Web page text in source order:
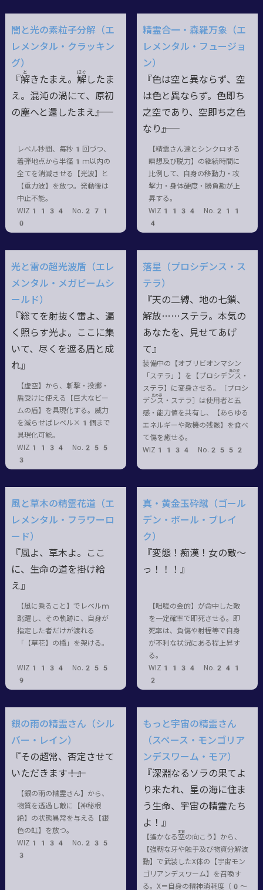
闇と光の素粒子分解（エ
レメンタル・クラッキン
グ）
『解
と
きたまえ。 解
ほぐ
したま
え。混沌の渦にて、原初
の塵へと還したまえ――』
レベル秒間、毎秒1回づつ、
着弾地点から半径1ｍ以内の
全てを消滅させる【光波】と
【重力波】を放つ。発動後は
中止不能。
WIZ1134 No.271
0
精霊合一・森羅万象（エ
レメンタル・フュージョ
ン）
『色は空と異ならず、空
は色と異ならず。色即ち
之空であり、空即ち之色
なり――』
【精霊さん達とシンクロする
瞑想及び脱力】の継続時間に
比例して、自身の移動力・攻
撃力・身体硬度・勝負勘が上
昇する。
WIZ1134 No.211
4
光と雷の超光波盾（エレ
メンタル・メガビームシ
ールド）
『総てを射抜く雷よ、遍
く照らす光よ。ここに集
いて、尽くを遮る盾と成
れ』
【虚空】から、斬撃・投擲・
盾受けに使える【巨大なビー
ムの盾】を具現化する。威力
を減らせばレベル×1個まで
具現化可能。
WIZ1134 No.255
3
落星（プロシデンス・ス
テラ）
『天の二縛、地の七鎖、
解放……ステラ。本気の
あなたを、見せてあげ
て』
装備中の【オブリビオンマシン
「ステラ」】を【プロシデン
真の姿
ス・
ステラ】に変身させる。［プロシ
デン
真の姿
ス・ステラ］は使用者と五
感・能力値を共有し、【あらゆる
エネルギーや敵機の残骸】を食べ
て傷を癒せる。
WIZ1134 No.2552
風と草木の精霊花道（エ
レメンタル・フラワーロ
ード）
『風よ、草木よ。ここ
に、生命の道を掛け給
え』
【風に乗ること】でレベルｍ
跳躍し、その軌跡に、自身が
指定した者だけが渡れる
「【草花】の橋」を架ける。
WIZ1134 No.255
9
真・黄金玉砕蹴（ゴール
デン・ボール・ブレイ
ク）
『変態！痴漢！女の敵〜
っ！！！』
【咄嗟の金的】が命中した敵
を一定確率で即死させる。即
死率は、負傷や射程等で自身
が不利な状況にある程上昇す
る。
WIZ1134 No.241
2
銀の雨の精霊さん（シル
バー・レイン）
『その超常、否定させて
いただきます――！』
【銀の雨の精霊さん】から、
物質を透過し敵に【神秘根
絶】の状態異常を与える【銀
色の虹】を放つ。
WIZ1134 No.235
3
もっと宇宙の精霊さん
（スペース・モンゴリア
ンデスワーム・モア）
『深淵なるソラの果てよ
り来たれ、星の海に住ま
う生命、宇宙の精霊たち
よ！』
【遙かなる 空
宇宙
の向こう】から、
【強靭な牙や触手及び物資分解波
動】で武装したX体の【宇宙モン
ゴリアンデスワーム】を召喚す
る。X＝自身の精神消耗度（0〜